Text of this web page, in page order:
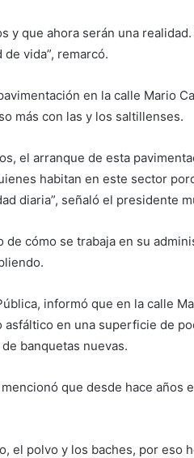
y que ahora serán una
vida”, remarcó.
en la calle Mario
más con las y los saltillenses.
el arranque de esta
habitan en este sector
diaria”, señaló el presidente
cómo se trabaja en su
informó que en la calle
asfáltico en una superficie de
banquetas nuevas.
que desde hace años
el polvo y los baches, por eso